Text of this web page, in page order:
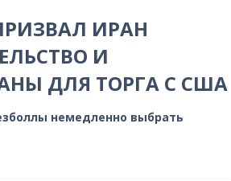
ИРАН
И
ДЛЯ ТОРГА С США
немедленно выбрать